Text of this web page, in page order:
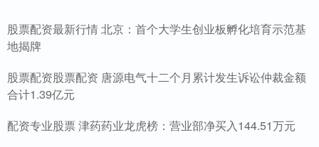
股票配资最新行情 北京：首个大学生创业板孵化培育示范基
地揭牌
股票配资股票配资 唐源电气十二个月累计发生诉讼仲裁金额
合计1.39亿元
配资专业股票 津药药业龙虎榜：营业部净买入144.51万元